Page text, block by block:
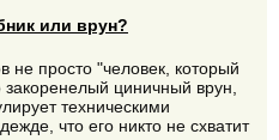
или врун?
не просто "человек, который
циничный врун,
техническими
что его никто не схватит